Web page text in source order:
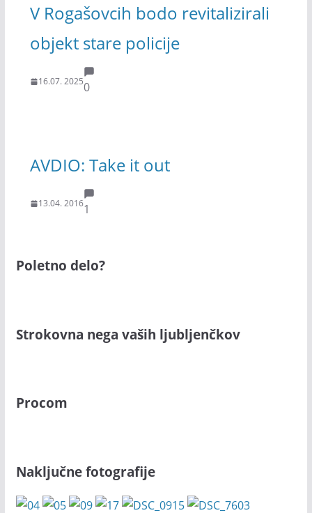
V Rogašovcih bodo revitalizirali
objekt stare policije
16.07. 20250
AVDIO: Take it out
13.04. 20161
Poletno delo?
Strokovna nega vaših ljubljenčkov
Procom
Naključne fotografije